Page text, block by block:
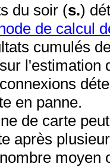
du soir (s.)
de calcul
cumulés
l'estimation
en panne.
de carte
après
moyen